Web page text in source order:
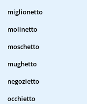
miglionetto
molinetto
moschetto
mughetto
negozietto
occhietto